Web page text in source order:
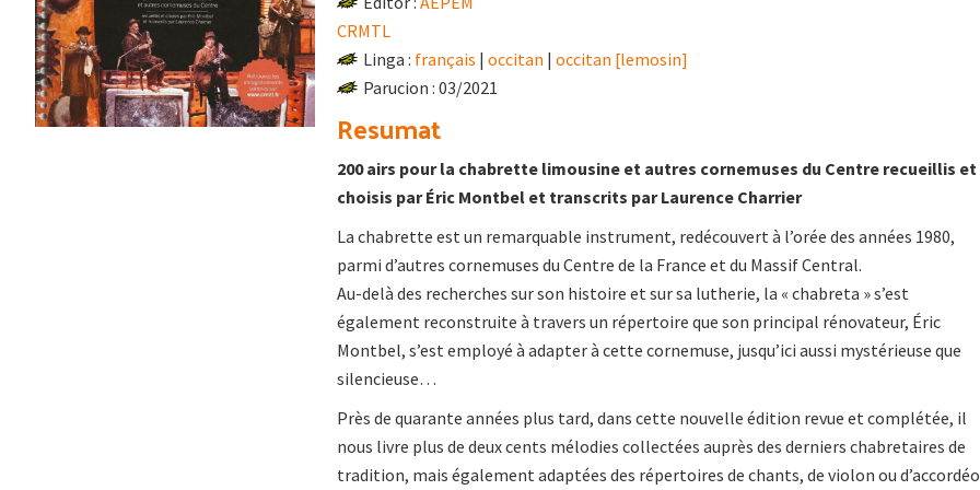
CRMTL
Linga : français | occitan | occitan [lemosin]
Parucion : 03/2021
Resumat
200 airs pour la chabrette limousine et autres cornemuses du Centre recueillis et
choisis par Éric Montbel et transcrits par Laurence Charrier
La chabrette est un remarquable instrument, redécouvert à l’orée des années 1980,
parmi d’autres cornemuses du Centre de la France et du Massif Central.
Au-delà des recherches sur son histoire et sur sa lutherie, la « chabreta » s’est
également reconstruite à travers un répertoire que son principal rénovateur, Éric
Montbel, s’est employé à adapter à cette cornemuse, jusqu’ici aussi mystérieuse que
silencieuse…
Près de quarante années plus tard, dans cette nouvelle édition revue et complétée, il
nous livre plus de deux cents mélodies collectées auprès des derniers chabretaires de
tradition, mais également adaptées des répertoires de chants, de violon ou